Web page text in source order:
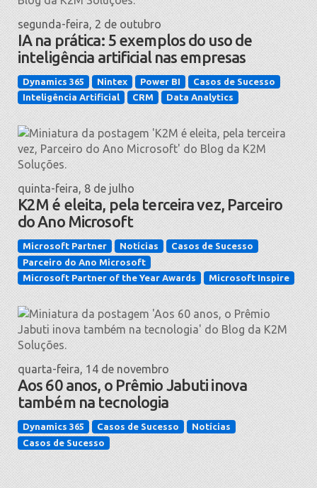
segunda-feira, 2 de outubro
IA na prática: 5 exemplos do uso de
inteligência artificial nas empresas
Dynamics 365 Nintex Power BI
Casos de Sucesso
Inteligência Artificial
CRM Data Analytics
quinta-feira, 8 de julho
K2M é eleita, pela terceira vez, Parceiro
do Ano Microsoft
Microsoft Partner Notícias
Casos de Sucesso
Parceiro do Ano Microsoft
Microsoft Partner of the Year Awards
Microsoft Inspire
quarta-feira, 14 de novembro
Aos 60 anos, o Prêmio Jabuti inova
também na tecnologia
Dynamics 365 Casos de Sucesso
Notícias
Casos de Sucesso